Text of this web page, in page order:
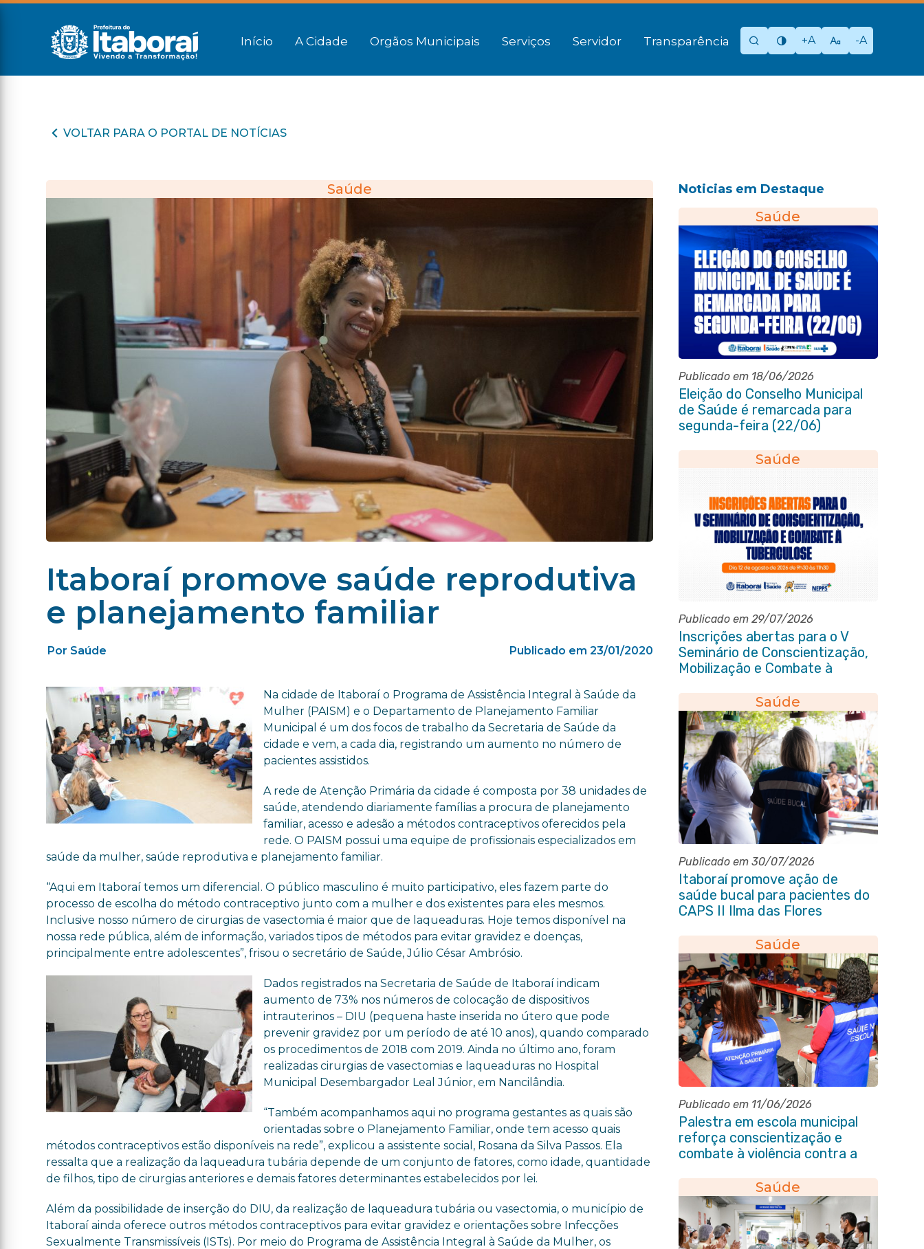
Início A Cidade Orgãos Municipais Serviços Servidor Transparência +A -A
VOLTAR PARA O PORTAL DE NOTÍCIAS
Saúde
Itaboraí promove saúde reprodutiva
e planejamento familiar
Por Saúde Publicado em 23/01/2020
Na cidade de Itaboraí o Programa de Assistência Integral à Saúde da
Mulher (PAISM) e o Departamento de Planejamento Familiar
Municipal é um dos focos de trabalho da Secretaria de Saúde da
cidade e vem, a cada dia, registrando um aumento no número de
pacientes assistidos.
A rede de Atenção Primária da cidade é composta por 38 unidades de
saúde, atendendo diariamente famílias a procura de planejamento
familiar, acesso e adesão a métodos contraceptivos oferecidos pela
rede. O PAISM possui uma equipe de profissionais especializados em
saúde da mulher, saúde reprodutiva e planejamento familiar.
“Aqui em Itaboraí temos um diferencial. O público masculino é muito participativo, eles fazem parte do
processo de escolha do método contraceptivo junto com a mulher e dos existentes para eles mesmos.
Inclusive nosso número de cirurgias de vasectomia é maior que de laqueaduras. Hoje temos disponível na
nossa rede pública, além de informação, variados tipos de métodos para evitar gravidez e doenças,
principalmente entre adolescentes”, frisou o secretário de Saúde, Júlio César Ambrósio.
Dados registrados na Secretaria de Saúde de Itaboraí indicam
aumento de 73% nos números de colocação de dispositivos
intrauterinos – DIU (pequena haste inserida no útero que pode
prevenir gravidez por um período de até 10 anos), quando comparado
os procedimentos de 2018 com 2019. Ainda no último ano, foram
realizadas cirurgias de vasectomias e laqueaduras no Hospital
Municipal Desembargador Leal Júnior, em Nancilândia.
“Também acompanhamos aqui no programa gestantes as quais são
orientadas sobre o Planejamento Familiar, onde tem acesso quais
métodos contraceptivos estão disponíveis na rede”, explicou a assistente social, Rosana da Silva Passos. Ela
ressalta que a realização da laqueadura tubária depende de um conjunto de fatores, como idade, quantidade
de filhos, tipo de cirurgias anteriores e demais fatores determinantes estabelecidos por lei.
Além da possibilidade de inserção do DIU, da realização de laqueadura tubária ou vasectomia, o município de
Itaboraí ainda oferece outros métodos contraceptivos para evitar gravidez e orientações sobre Infecções
Sexualmente Transmissíveis (ISTs). Por meio do Programa de Assistência Integral à Saúde da Mulher, os
Noticias em Destaque
Saúde
Publicado em 18/06/2026
Eleição do Conselho Municipal
de Saúde é remarcada para
segunda-feira (22/06)
Saúde
Publicado em 29/07/2026
Inscrições abertas para o V
Seminário de Conscientização,
Mobilização e Combate à
Saúde
Publicado em 30/07/2026
Itaboraí promove ação de
saúde bucal para pacientes do
CAPS II Ilma das Flores
Saúde
Publicado em 11/06/2026
Palestra em escola municipal
reforça conscientização e
combate à violência contra a
Saúde